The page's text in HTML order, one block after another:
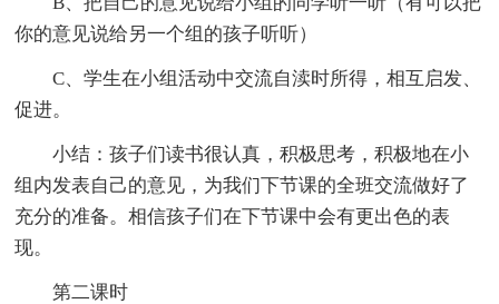
你的意见说给另一个组的孩子听听）
C、学生在小组活动中交流自渎时所得，相互启发、
促进。
小结：孩子们读书很认真，积极思考，积极地在小
组内发表自己的意见，为我们下节课的全班交流做好了
充分的准备。相信孩子们在下节课中会有更出色的表
现。
第二课时